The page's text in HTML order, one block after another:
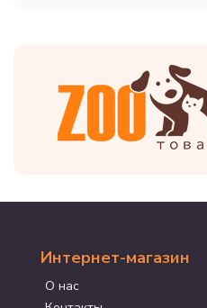
Интернет-магазин
О нас